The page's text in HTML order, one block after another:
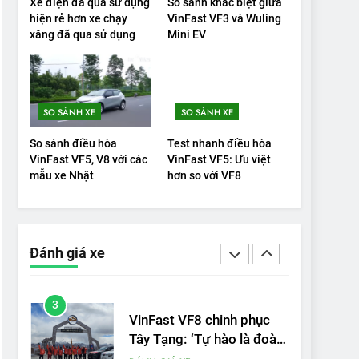
hiện rẻ hơn xe chạy
xăng đã qua sử dụng
VinFast VF3 và Wuling
Mini EV
SO SÁNH XE
So sánh điều hòa
VinFast VF5, V8 với các
mẫu xe Nhật
SO SÁNH XE
Test nhanh điều hòa
VinFast VF5: Ưu việt
hơn so với VF8
Đánh giá xe
20
Đánh giá: Người đam mê
xe điện Hyundai Ioniq 5 N
2025 cho thấy đáng để
chờ đợi
ĐÁNH GIÁ XE
1
Xe tốt nhất để mua năm
2025: Green Car Reports
nêu tên 5 người vào
ĐÁNH GIÁ XE
‘Wuling Bingo ồn, không
có trạm sạc, nhưng vẫn
bán được nếu biết cách’
3
VinFast VF8 chinh phục
Tây Tạng: ‘Tự hào là đoàn